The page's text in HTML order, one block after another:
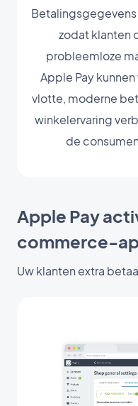
zodat klanten
probleemloze
Apple Pay
vlotte, moderne
winkelervaring
de
Apple Pay
commerce-
Uw klanten extra